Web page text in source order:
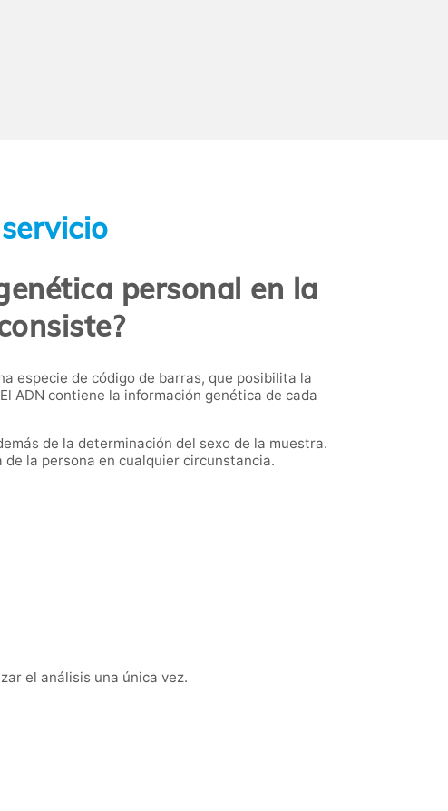
personal en la
especie de código de barras, que posibilita la
ADN contiene la información genética de cada
de la determinación del sexo de la muestra.
la persona en cualquier circunstancia.
el análisis una única vez.